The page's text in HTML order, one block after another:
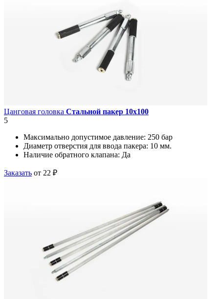
Цанговая головка Стальной пакер 10х100
5
Максимально допустимое давление: 250 бар
Диаметр отверстия для ввода пакера: 10 мм.
Наличие обратного клапана: Да
Заказать от 22 ₽